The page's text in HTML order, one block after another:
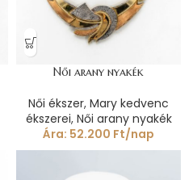
Női arany nyakék
Női ékszer, Mary kedvenc
ékszerei, Női arany nyakék
Ára: 52.200 Ft/nap